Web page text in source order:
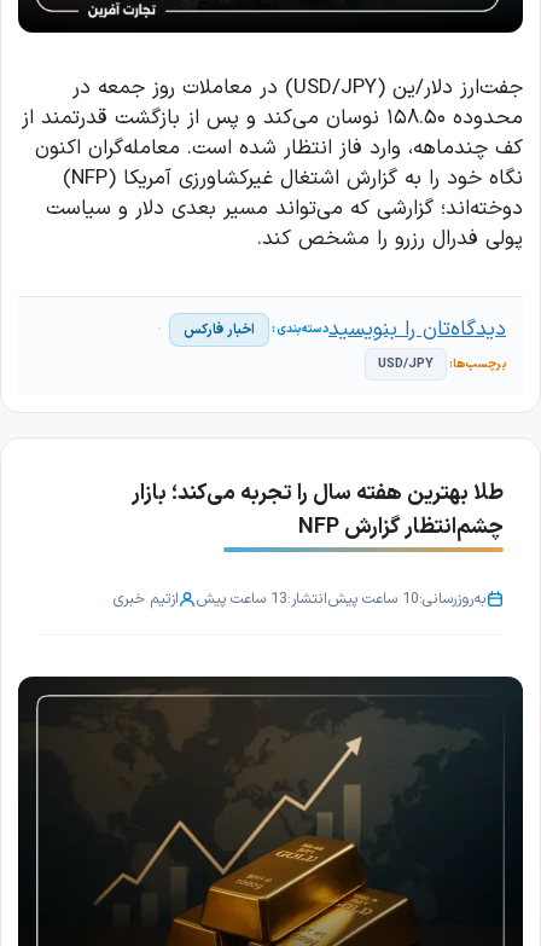
جفت‌ارز دلار/ین (USD/JPY) در معاملات روز جمعه در
محدوده ۱۵۸.۵۰ نوسان می‌کند و پس از بازگشت قدرتمند از
کف چندماهه، وارد فاز انتظار شده است. معامله‌گران اکنون
نگاه خود را به گزارش اشتغال غیرکشاورزی آمریکا (NFP)
دوخته‌اند؛ گزارشی که می‌تواند مسیر بعدی دلار و سیاست
پولی فدرال رزرو را مشخص کند.
اخبار فارکس
USD/JPY
دیدگاه‌تان را بنویسید
طلا بهترین هفته سال را تجربه می‌کند؛ بازار
چشم‌انتظار گزارش NFP
به‌روزرسانی:10 ساعت پیش انتشار:13 ساعت پیش ازتیم خبری